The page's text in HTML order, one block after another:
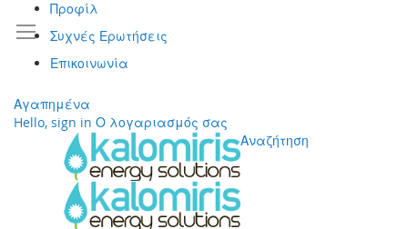
Προφίλ
Συχνές Ερωτήσεις
Επικοινωνία
Αγαπημένα
Hello, sign in Ο λογαριασμός σας
Αναζήτηση